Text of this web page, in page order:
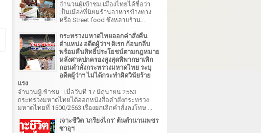
จำนวนผู้เข้าชม เมืองไทยได้ชื่อว่า
เป็นเมืองที่นิยมร้านอาหารข้างทาง
หรือ Street food ซึ่งหลายร้าน...
กระทรวงมหาดไทยออกคำสั่งคืน
ตำแหน่ง อดีตผู้ว่าฯ ดิเรก ก้อนกลีบ
พร้อมคืนสิทธิ์ประโยชน์ตามกฎหมาย
หลังศาลปกครองสูงสุดพิพากษาเพิก
ถอนคำสั่งกระทรวงมหาดไทย ระบุ
อดีตผู้ว่าฯ ไม่ได้กระทำผิดวินัยร้าย
แรง
จำนวนผู้เข้าชม เมื่อวันที่ 17 มิถุนายน 2563
กระทรวงมหาดไทยได้ออกหนังสือคำสั่งกระทรวง
มหาดไทยที่ 1500/2563 เรื่องยกเลิกคำสั่งลงโทษ ...
เจาะชีวิต 'เกรียงไกร' ต้นตำนานเพชร
ซาอุฯ